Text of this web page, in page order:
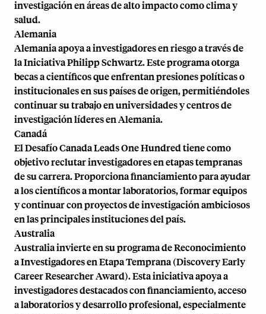
investigación en áreas de alto impacto como clima y
salud.
Alemania
Alemania apoya a investigadores en riesgo a través de
laIniciativa Philipp Schwartz. Este programa otorga
becas a científicos que enfrentan presiones políticas o
institucionales en sus países de origen, permitiéndoles
continuar su trabajo en universidades y centros de
investigación líderes en Alemania.
Canadá
ElDesafío Canada Leads One Hundredtiene como
objetivo reclutar investigadores en etapas tempranas
de su carrera. Proporciona financiamiento para ayudar
a los científicos a montar laboratorios, formar equipos
y continuar con proyectos de investigación ambiciosos
en las principales instituciones del país.
Australia
Australia invierte en su programa deReconocimiento
a Investigadores en Etapa Temprana (Discovery Early
Career Researcher Award). Esta iniciativa apoya a
investigadores destacados con financiamiento, acceso
a laboratorios y desarrollo profesional, especialmente